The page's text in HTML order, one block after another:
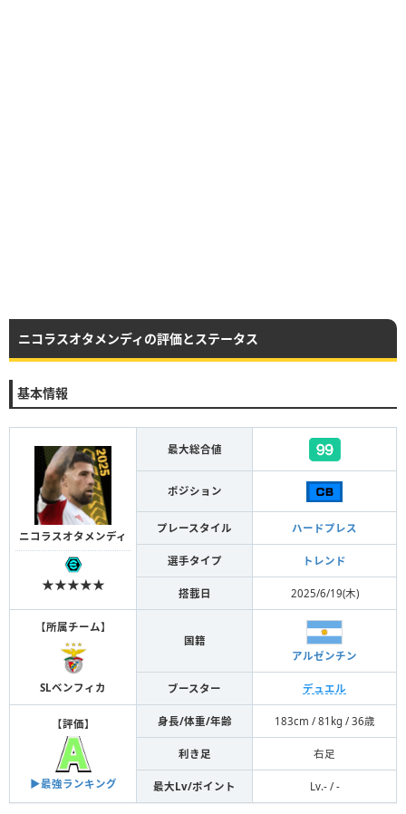
ニコラスオタメンディの評価とステータス
基本情報
ニコラスオタメンディ
★★★★★
最大総合値
ポジション
プレースタイル ハードプレス
選手タイプ トレンド
搭載日 2025/6/19(木)
【所属チーム】
SLベンフィカ
国籍
アルゼンチン
ブースター デュエル
【評価】
▶︎最強ランキング
身長/体重/年齢 183cm / 81kg / 36歳
利き足 右足
最大Lv/ポイント Lv.- / -